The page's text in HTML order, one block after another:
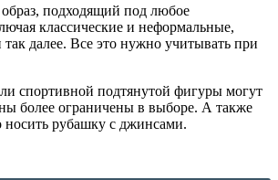
подходящий под любое
классические и неформальные,
далее. Все это нужно учитывать при
спортивной подтянутой фигуры могут
более ограничены в выборе. А также
носить рубашку с джинсами.